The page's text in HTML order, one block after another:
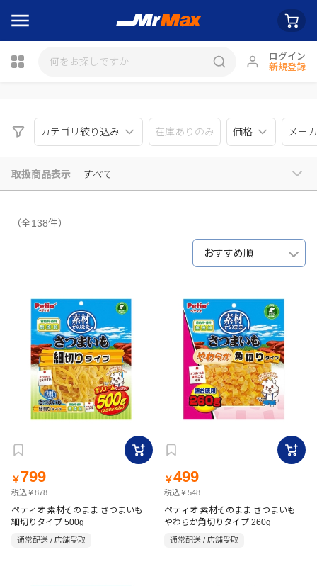
ログイン
新規登録
カテゴリ絞り込み 在庫ありのみ 価格 メー
取扱商品表示 すべて
（全138件）
おすすめ順
￥ 799
税込￥878
ペティオ 素材そのまま さつまいも
細切りタイプ 500g
通常配送 / 店舗受取
￥499
税込￥548
ペティオ 素材そのまま さつまいも
やわらか角切りタイプ 260g
通常配送 / 店舗受取